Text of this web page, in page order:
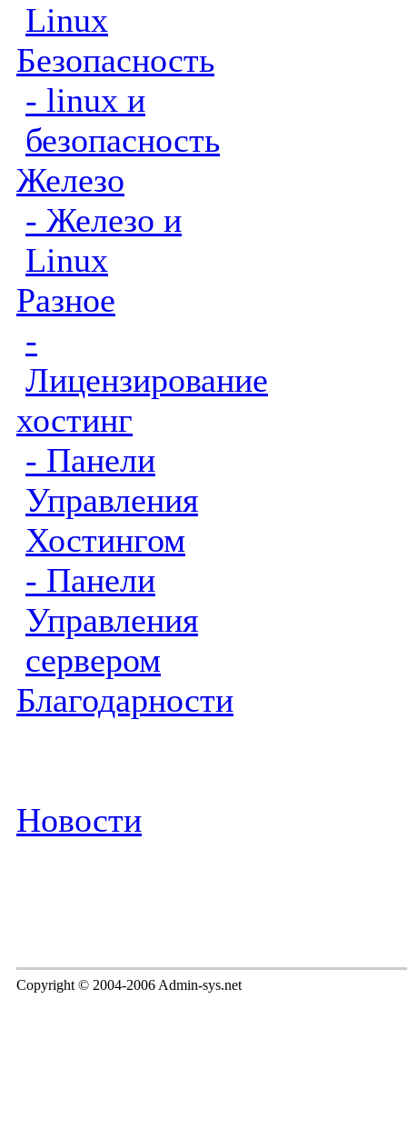
Linux
Безопасность
- linux и
безопасность
Железо
- Железо и
Linux
Разное
-
Лицензирование
хостинг
- Панели
Управления
Хостингом
- Панели
Управления
сервером
Благодарности
Новости
Copyright © 2004-2006 Admin-sys.net